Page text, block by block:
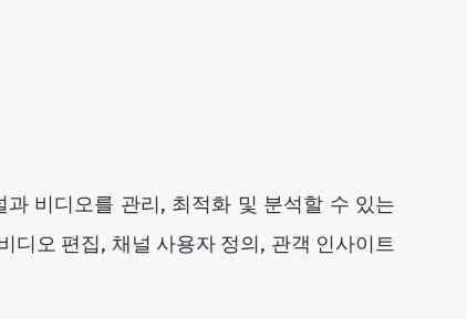
비디오를 관리, 최적화 및 분석할 수 있는
디오 편집, 채널 사용자 정의, 관객 인사이트